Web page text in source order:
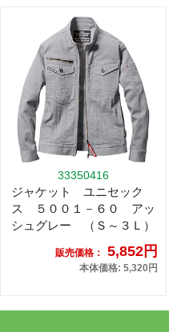
33350416
ジャケット ユニセック
ス ５００１－６０ アッ
シュグレー （Ｓ～３Ｌ）
販売価格： 5,852円
本体価格: 5,320円